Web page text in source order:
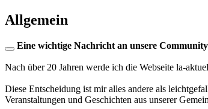
Allgemein
Eine wichtige Nachricht an unsere Community
Nach über 20 Jahren werde ich die Webseite la-
Diese Entscheidung ist mir alles andere als
Veranstaltungen und Geschichten aus unserer